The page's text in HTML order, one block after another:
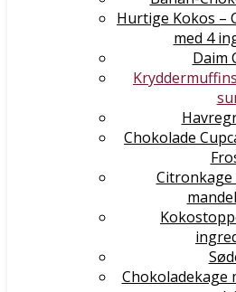
Hurtige Kokos –
med 4
Daim
Chokolade
Citronkage
Chokoladekage